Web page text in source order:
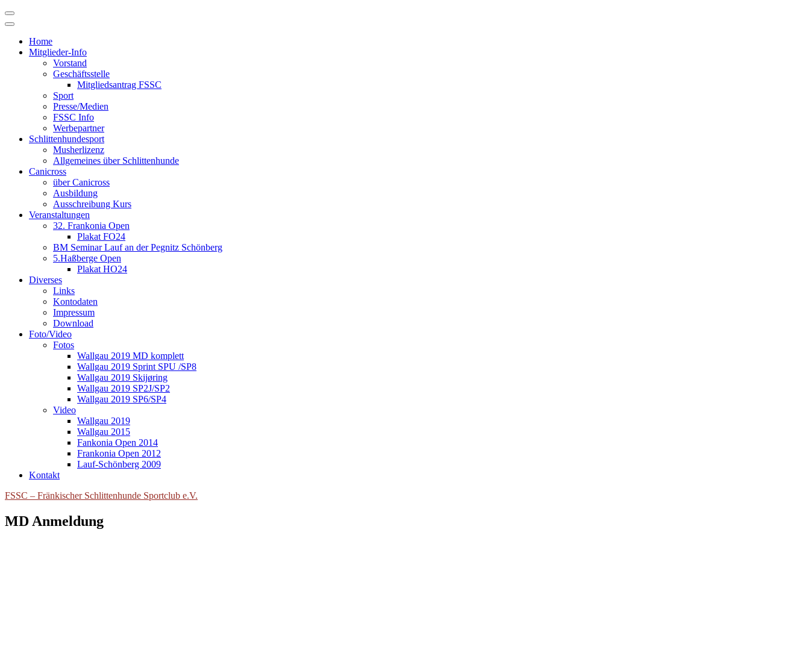
Skip
to
Home
Mitglieder-Info
Vorstand
Geschäftsstelle
Mitgliedsantrag FSSC
Sport
Presse/Medien
FSSC Info
Werbepartner
Schlittenhundesport
Musherlizenz
Allgemeines über Schlittenhunde
Canicross
über Canicross
Ausbildung
Ausschreibung Kurs
Veranstaltungen
32. Frankonia Open
Plakat FO24
BM Seminar Lauf an der Pegnitz Schönberg
5.Haßberge Open
Plakat HO24
Diverses
Links
Kontodaten
Impressum
Download
Foto/Video
Fotos
Wallgau 2019 MD komplett
Wallgau 2019 Sprint SPU /SP8
Wallgau 2019 Skijøring
Wallgau 2019 SP2J/SP2
Wallgau 2019 SP6/SP4
Video
Wallgau 2019
Wallgau 2015
Fankonia Open 2014
Frankonia Open 2012
Lauf-Schönberg 2009
Kontakt
FSSC – Fränkischer Schlittenhunde Sportclub e.V.
MD Anmeldung